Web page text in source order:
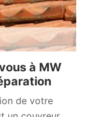
à MW
de votre